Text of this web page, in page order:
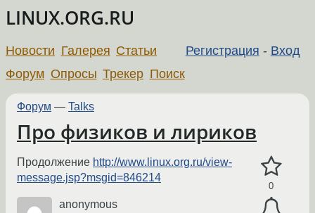
LINUX.ORG.RU
Регистрация - Вход
Новости Галерея Статьи
Форум Опросы Трекер Поиск
Форум — Talks
Про физиков и лириков
0
Продолжение http://www.linux.org.ru/view-
message.jsp?msgid=846214
anonymous